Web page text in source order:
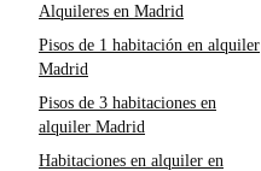
Alquileres en Madrid
Pisos de 1 habitación en alquiler
Madrid
Pisos de 3 habitaciones en
alquiler Madrid
Habitaciones en alquiler en